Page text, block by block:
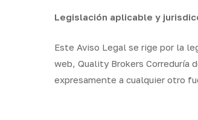
Legislación aplicable y
Este Aviso Legal se rige por la
web, Quality Brokers Correduría
expresamente a cualquier otro